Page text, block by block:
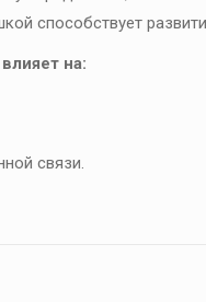
способствует
на:
связи.